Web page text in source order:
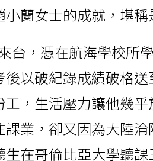
蘭女士的成就，堪稱
台，憑在航海學校所
以破紀錄成績破格
，生活壓力讓他幾
業，卻又因為大陸
在哥倫比亞大學聽